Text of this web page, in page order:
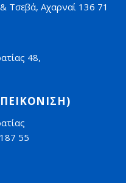
Τσεβά, Αχαρναί 136 71
48,
55